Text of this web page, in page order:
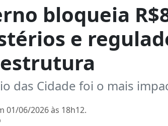
bloqueia
e
das Cidade foi o mais
01/06/2026 às 18h12.